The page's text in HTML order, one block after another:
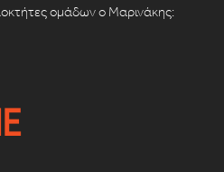
ομάδων ο Μαρινάκης: